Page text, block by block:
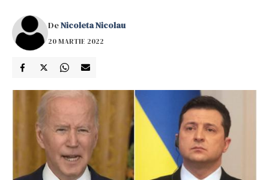
DeNicoleta Nicolau
20 MARTIE 2022